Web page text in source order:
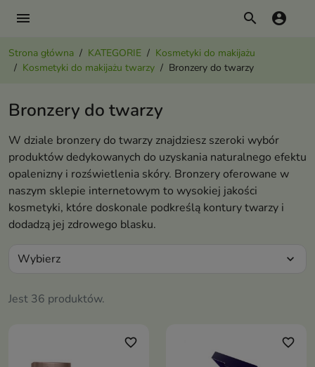
menu search account_circle
Strona główna KATEGORIE
Kosmetyki do makijażu
Kosmetyki do makijażu twarzy
Bronzery do twarzy
Bronzery do twarzy
W dziale bronzery do twarzy znajdziesz szeroki wybór
produktów dedykowanych do uzyskania naturalnego efektu
opalenizny i rozświetlenia skóry. Bronzery oferowane w
naszym sklepie internetowym to wysokiej jakości
kosmetyki, które doskonale podkreślą kontury twarzy i
dodadzą jej zdrowego blasku.
Jest 36 produktów.
Wybierz expand_more
favorite_border favorite_border